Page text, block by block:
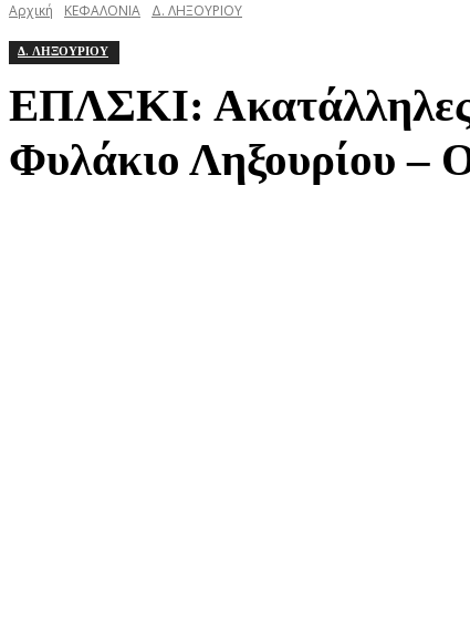
Αρχική ΚΕΦΑΛΟΝΙΑ Δ. ΛΗΞΟΥΡΙΟΥ
Δ. ΛΗΞΟΥΡΙΟΥ
ΕΠΛΣΚΙ: Ακατάλληλες
Φυλάκιο Ληξουρίου –